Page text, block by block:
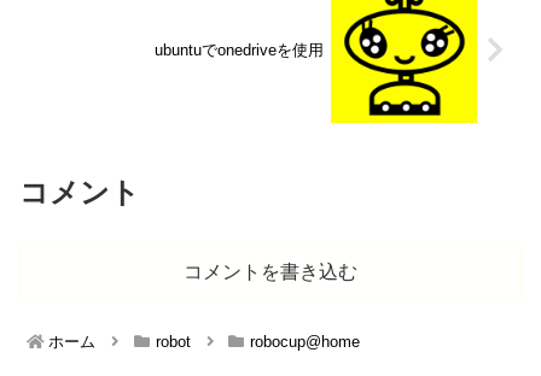
ubuntuでonedriveを使用
コメント
コメントを書き込む
ホーム robot robocup@home